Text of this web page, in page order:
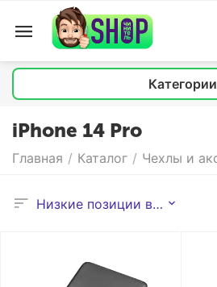
Категории
iPhone 14 Pro
Главная / Каталог / Чехлы и
Низкие позиции выше